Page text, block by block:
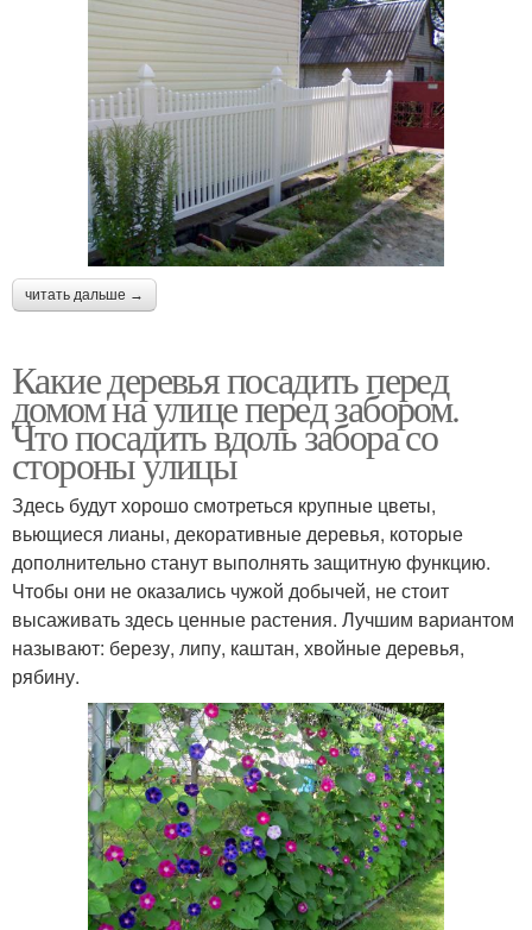
читать дальше →
Какие деревья посадить перед
домом на улице перед забором.
Что посадить вдоль забора со
стороны улицы
Здесь будут хорошо смотреться крупные цветы,
вьющиеся лианы, декоративные деревья, которые
дополнительно станут выполнять защитную функцию.
Чтобы они не оказались чужой добычей, не стоит
высаживать здесь ценные растения. Лучшим вариантом
называют: березу, липу, каштан, хвойные деревья,
рябину.